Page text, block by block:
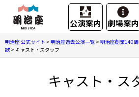
公演案内 劇場案内
明治座 公式サイト > 明治座過去公演一覧 > 明治座創業140
歌 > キャスト・スタッフ
キャスト・ス